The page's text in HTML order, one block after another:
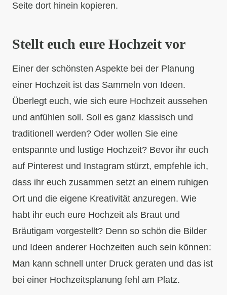
Seite dort hinein kopieren.
Stellt euch eure Hochzeit vor
Einer der schönsten Aspekte bei der Planung
einer Hochzeit ist das Sammeln von Ideen.
Überlegt euch, wie sich eure Hochzeit aussehen
und anfühlen soll. Soll es ganz klassisch und
traditionell werden? Oder wollen Sie eine
entspannte und lustige Hochzeit? Bevor ihr euch
auf Pinterest und Instagram stürzt, empfehle ich,
dass ihr euch zusammen setzt an einem ruhigen
Ort und die eigene Kreativität anzuregen. Wie
habt ihr euch eure Hochzeit als Braut und
Bräutigam vorgestellt? Denn so schön die Bilder
und Ideen anderer Hochzeiten auch sein können:
Man kann schnell unter Druck geraten und das ist
bei einer Hochzeitsplanung fehl am Platz.